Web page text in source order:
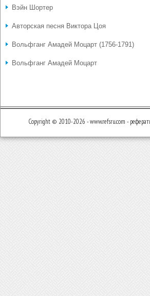
Вэйн Шортер
Авторская песня Виктора Цоя
Вольфганг Амадей Моцарт (1756-1791)
Вольфганг Амадей Моцарт
Copyright © 2010-2026 - www.refsru.com -